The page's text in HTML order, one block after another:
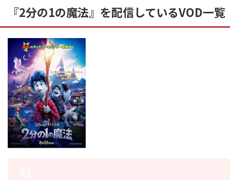
『2分の1の魔法』を配信しているVOD一覧